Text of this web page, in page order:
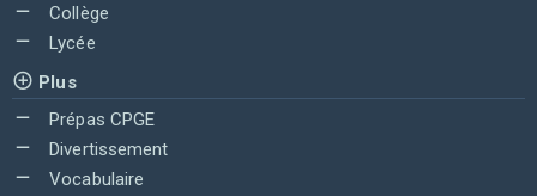
Collège
Lycée
Plus
Prépas CPGE
Divertissement
Vocabulaire